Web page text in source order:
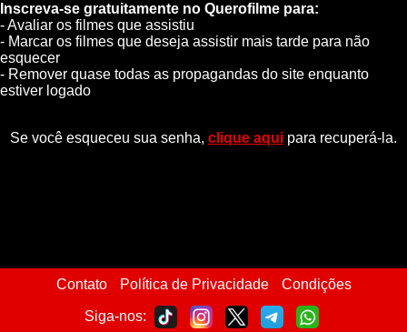
Inscreva-se gratuitamente no Querofilme para:
- Avaliar os filmes que assistiu
- Marcar os filmes que deseja assistir mais tarde para não
esquecer
- Remover quase todas as propagandas do site enquanto
estiver logado
Se você esqueceu sua senha, clique aqui para recuperá-la.
Contato Política de Privacidade Condições
Siga-nos: